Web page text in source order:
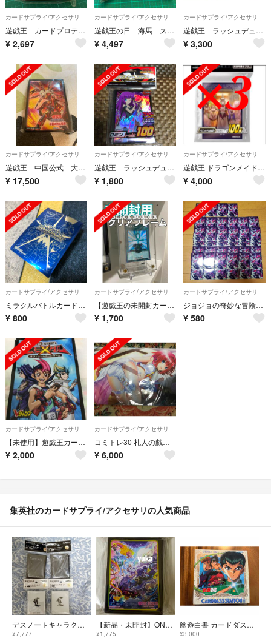
カードサプライ/アクセサリ
遊戯王 カードプロテクター スリーブ 霊使い 未開封 1点
¥ 2,697
カードサプライ/アクセサリ
遊戯王の日 海馬 スリーブ カードプロテクター 青眼の白龍 ブルーアイズ
¥ 4,497
カードサプライ/アクセサリ
遊戯王 ラッシュデュエル カードプロテクター ロミンピンク未開封3個
¥ 3,300
カードサプライ/アクセサリ
遊戯王 中国公式 大会 遊戯王 閃刀姫ーカガリ 70枚 アジア スリーブ
¥ 17,500
カードサプライ/アクセサリ
遊戯王 ラッシュデュエル ロミン スリーブ
¥ 1,800
カードサプライ/アクセサリ
遊戯王 ドラゴンメイドのお見送り スリーブ プロテクター 3つ
¥ 4,000
カードサプライ/アクセサリ
ミラクルバトルカードダス（ミラバト）スリーブ 73枚【即日・翌日発送！】
¥ 800
カードサプライ/アクセサリ
【遊戯王の未開封カードに】ブラックボーダフレーム
¥ 1,700
カードサプライ/アクセサリ
ジョジョの奇妙な冒険 承太郎スリーブ
¥ 580
カードサプライ/アクセサリ
【未使用】遊戯王カードスリーブ Vジャンプ限定
¥ 2,000
カードサプライ/アクセサリ
コミトレ30 札人の戯れ ToLOVEる―ダークネス― メア プレイマット
¥ 6,000
集英社のカードサプライ/アクセサリの人気商品
デスノートキャラクタースリーブL新品未開封２つデスノートキャラクター
¥7,777
【新品・未開封】ONE PIECE ワンピースカードゲーム リミテッドエディションスリーブ vol.6 ルフィ 70枚入り
¥1,775
幽遊白書 カードダスステーション システムファイル 当時物 リフィル 30枚
¥3,000